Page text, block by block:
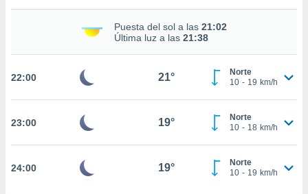
similares
como
IP
posible
Puesta del sol a las 21:02
Última luz a las 21:38
22:00 21°
Norte
10 - 19 km/h
23:00 19°
Norte
10 - 18 km/h
24:00 19°
Norte
10 - 19 km/h